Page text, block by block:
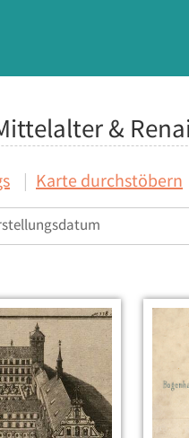
&
Karte durchstöbern